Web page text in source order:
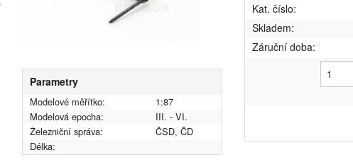
Parametry
Modelové měřítko:
1:87
Modelová epocha:
III. - VI.
Železniční správa:
ČSD, ČD
Délka:
Kat. číslo:
Skladem:
Záruční doba: